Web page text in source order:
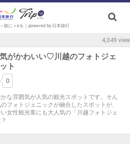
旅に＋αを｜powered by 日本旅行
4,049 view
がかわいい♡川越のフォトジェ
ト
0
な雰囲気が人気の観光スポットです。そん
フォトジェニックが融合したスポットが、
女性観光客にも大人気の「川越フォトジェ